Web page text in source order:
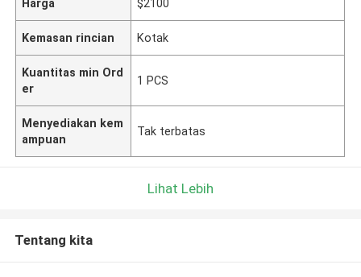
Harga $2100
Kemasan rincian Kotak
Kuantitas min Ord
er
1 PCS
Menyediakan kem
ampuan
Tak terbatas
Lihat Lebih
Tentang kita